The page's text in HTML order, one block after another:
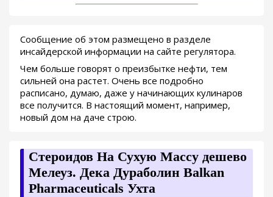
Сообщение об этом размещено в разделе
инсайдерской информации на сайте регулятора.
Чем больше говорят о преизбытке нефти, тем
сильней она растет. Очень все подробно
расписано, думаю, даже у начинающих кулинаров
все получится. В настоящий момент, например,
новый дом на даче строю.
Стероидов На Сухую Массу дешево
Мелеуз. Дека Дураболин Balkan
Pharmaceuticals Ухта